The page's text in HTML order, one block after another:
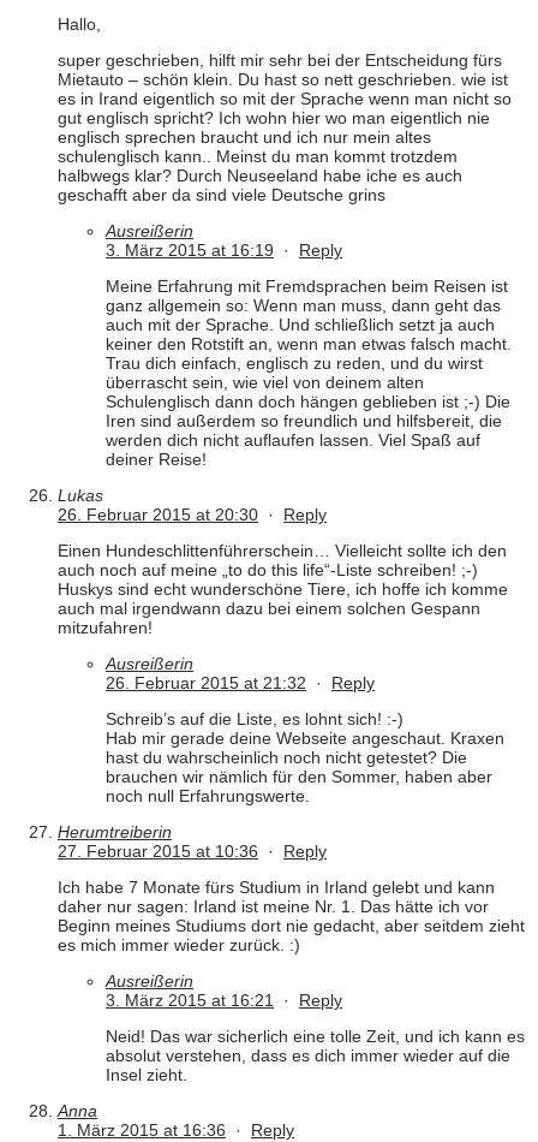
Hallo,
super geschrieben, hilft mir sehr bei der Entscheidung fürs
Mietauto – schön klein. Du hast so nett geschrieben. wie ist
es in Irand eigentlich so mit der Sprache wenn man nicht so
gut englisch spricht? Ich wohn hier wo man eigentlich nie
englisch sprechen braucht und ich nur mein altes
schulenglisch kann.. Meinst du man kommt trotzdem
halbwegs klar? Durch Neuseeland habe iche es auch
geschafft aber da sind viele Deutsche grins
Ausreißerin
3. März 2015 at 16:19 · Reply
Meine Erfahrung mit Fremdsprachen beim Reisen ist
ganz allgemein so: Wenn man muss, dann geht das
auch mit der Sprache. Und schließlich setzt ja auch
keiner den Rotstift an, wenn man etwas falsch macht.
Trau dich einfach, englisch zu reden, und du wirst
überrascht sein, wie viel von deinem alten
Schulenglisch dann doch hängen geblieben ist ;-) Die
Iren sind außerdem so freundlich und hilfsbereit, die
werden dich nicht auflaufen lassen. Viel Spaß auf
deiner Reise!
Lukas
26. Februar 2015 at 20:30 · Reply
Einen Hundeschlittenführerschein… Vielleicht sollte ich den
auch noch auf meine „to do this life“-Liste schreiben! ;-)
Huskys sind echt wunderschöne Tiere, ich hoffe ich komme
auch mal irgendwann dazu bei einem solchen Gespann
mitzufahren!
Ausreißerin
26. Februar 2015 at 21:32 · Reply
Schreib’s auf die Liste, es lohnt sich! :-)
Hab mir gerade deine Webseite angeschaut. Kraxen
hast du wahrscheinlich noch nicht getestet? Die
brauchen wir nämlich für den Sommer, haben aber
noch null Erfahrungswerte.
Herumtreiberin
27. Februar 2015 at 10:36 · Reply
Ich habe 7 Monate fürs Studium in Irland gelebt und kann
daher nur sagen: Irland ist meine Nr. 1. Das hätte ich vor
Beginn meines Studiums dort nie gedacht, aber seitdem zieht
es mich immer wieder zurück. :)
Ausreißerin
3. März 2015 at 16:21 · Reply
Neid! Das war sicherlich eine tolle Zeit, und ich kann es
absolut verstehen, dass es dich immer wieder auf die
Insel zieht.
Anna
1. März 2015 at 16:36 · Reply